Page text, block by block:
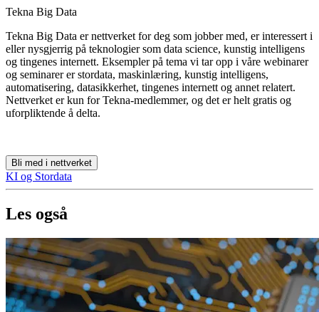
Tekna Big Data
Tekna Big Data er nettverket for deg som jobber med, er interessert i
eller nysgjerrig på teknologier som data science, kunstig intelligens
og tingenes internett. Eksempler på tema vi tar opp i våre webinarer
og seminarer er stordata, maskinlæring, kunstig intelligens,
automatisering, datasikkerhet, tingenes internett og annet relatert.
Nettverket er kun for Tekna-medlemmer, og det er helt gratis og
uforpliktende å delta.
Bli med i nettverket
KI og Stordata
Les også